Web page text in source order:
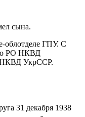
сына.
облотделе ГПУ. С
РО НКВД
НКВД УкрССР.
31 декабря 1938